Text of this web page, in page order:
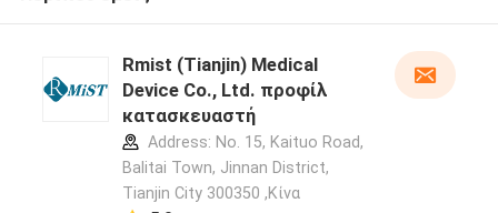
Rmist (Tianjin) Medical
Device Co., Ltd. προφίλ
κατασκευαστή
Address: No. 15, Kaituo Road,
Balitai Town, Jinnan District,
Tianjin City 300350 ,Κίνα